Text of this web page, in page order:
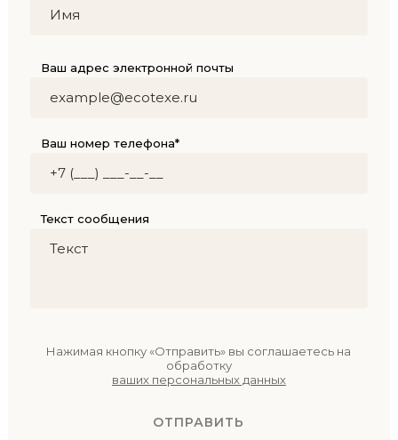
Ваш адрес электронной почты
Ваш номер телефона*
Текст сообщения
Нажимая кнопку «Отправить» вы соглашаетесь на
обработку
ваших персональных данных
ОТПРАВИТЬ